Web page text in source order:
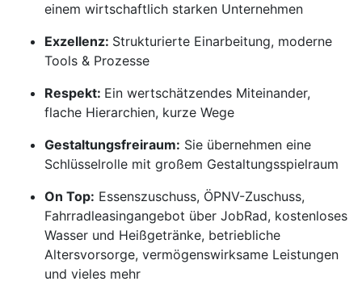
einem wirtschaftlich starken Unternehmen
Exzellenz: Strukturierte Einarbeitung, moderne
Tools & Prozesse
Respekt: Ein wertschätzendes Miteinander,
flache Hierarchien, kurze Wege
Gestaltungsfreiraum: Sie übernehmen eine
Schlüsselrolle mit großem Gestaltungsspielraum
On Top: Essenszuschuss, ÖPNV-Zuschuss,
Fahrradleasingangebot über JobRad, kostenloses
Wasser und Heißgetränke, betriebliche
Altersvorsorge, vermögenswirksame Leistungen
und vieles mehr